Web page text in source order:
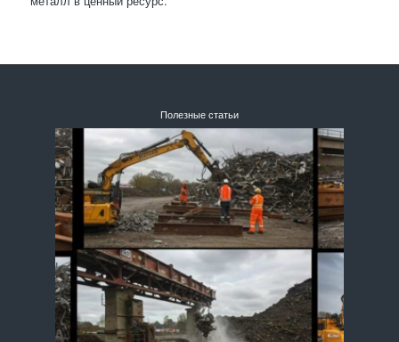
Полезные статьи